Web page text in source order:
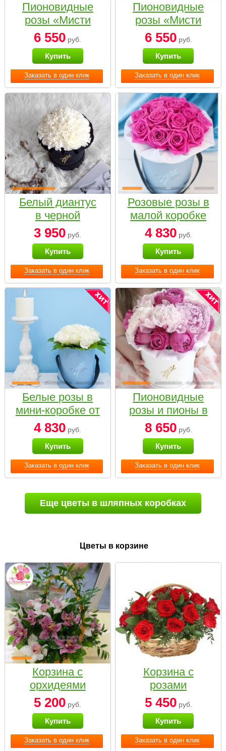
Заказать в один клик
Пионовидные
розы «Мисти
бабблс» в белой
коробке Small
6 550 руб.
Купить
Заказать в один клик
Пионовидные
розы «Мисти
бабблс» в
черной коробке
Small
6 550руб.
Купить
Заказать в один клик
Белый диантус
в черной
коробке Small
3 950 руб.
Купить
Заказать в один клик
Розовые розы в
малой коробке
4 830руб.
Купить
Заказать в один клик
Белые розы в
мини-коробке от
Bella Fiori
4 830 руб.
Купить
Заказать в один клик
Пионовидные
розы и пионы в
белой коробке
Small
8 650руб.
Купить
Еще цветы в шляпных коробках
Цветы в корзине
Заказать в один клик
Корзина с
орхидеями
малая
5 200 руб.
Купить
Заказать в один клик
Корзина с
розами
«Красный
Париж»
5 450руб.
Купить